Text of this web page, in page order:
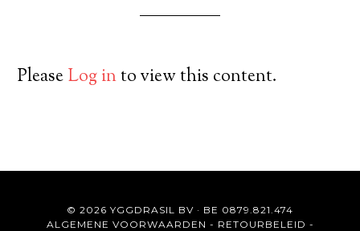
PleaseLog into view this content.
© 2026 YGGDRASIL BV · BE 0879.821.474
ALGEMENE VOORWAARDEN - RETOURBELEID -